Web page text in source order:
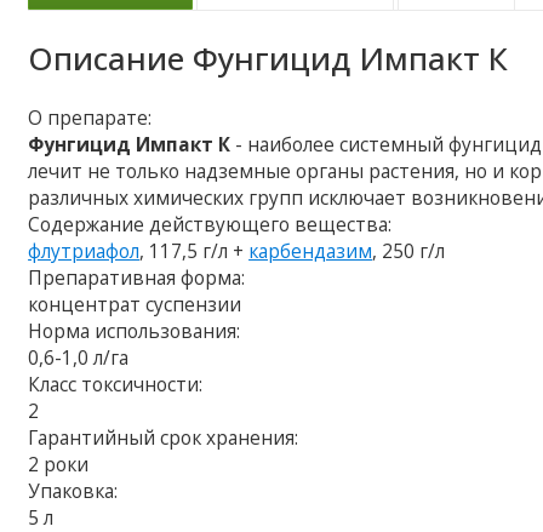
Описание Фунгицид Импакт К
О препарате:
Фунгицид Импакт К - наиболее системный
лечит не только надземные органы растения, но и
различных химических групп исключает
Содержание действующего вещества:
флутриафол, 117,5 г/л + карбендазим, 250 г/л
Препаративная форма:
концентрат суспензии
Норма использования:
0,6-1,0 л/га
Класс токсичности:
2
Гарантийный срок хранения:
2 роки
Упаковка:
5 л